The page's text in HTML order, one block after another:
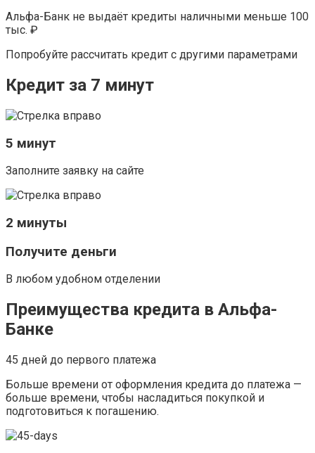
Альфа-Банк не выдаёт кредиты наличными меньше 100
тыс. ₽
Попробуйте рассчитать кредит с другими параметрами
Кредит за 7 минут
5 минут
Заполните заявку на сайте
2 минуты
Получите деньги
В любом удобном отделении
Преимущества кредита в Альфа-
Банке
45 дней до первого платежа
Больше времени от оформления кредита до платежа —
больше времени, чтобы насладиться покупкой и
подготовиться к погашению.